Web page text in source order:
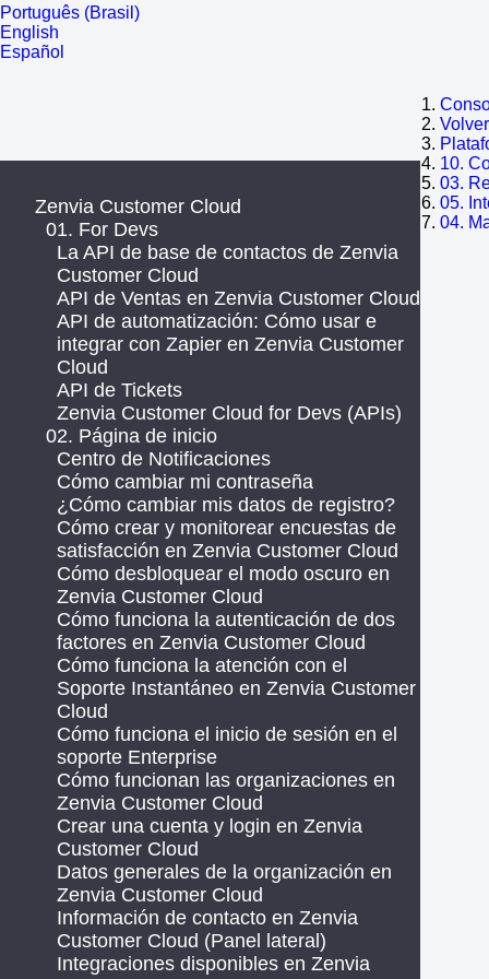
Português (Brasil)
English
Español
10.
03.
05.
04.
Zenvia Customer Cloud
01. For Devs
La API de base de contactos de Zenvia
Customer Cloud
API de Ventas en Zenvia Customer Cloud
API de automatización: Cómo usar e
integrar con Zapier en Zenvia Customer
Cloud
API de Tickets
Zenvia Customer Cloud for Devs (APIs)
02. Página de inicio
Centro de Notificaciones
Cómo cambiar mi contraseña
¿Cómo cambiar mis datos de registro?
Cómo crear y monitorear encuestas de
satisfacción en Zenvia Customer Cloud
Cómo desbloquear el modo oscuro en
Zenvia Customer Cloud
Cómo funciona la autenticación de dos
factores en Zenvia Customer Cloud
Cómo funciona la atención con el
Soporte Instantáneo en Zenvia Customer
Cloud
Cómo funciona el inicio de sesión en el
soporte Enterprise
Cómo funcionan las organizaciones en
Zenvia Customer Cloud
Crear una cuenta y login en Zenvia
Customer Cloud
Datos generales de la organización en
Zenvia Customer Cloud
Información de contacto en Zenvia
Customer Cloud (Panel lateral)
Integraciones disponibles en Zenvia